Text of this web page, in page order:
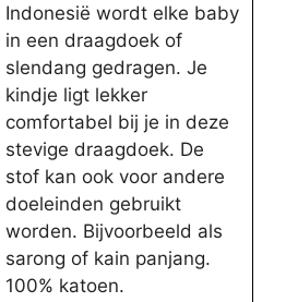
Indonesië wordt elke baby
in een draagdoek of
slendang gedragen. Je
kindje ligt lekker
comfortabel bij je in deze
stevige draagdoek. De
stof kan ook voor andere
doeleinden gebruikt
worden. Bijvoorbeeld als
sarong of kain panjang.
100% katoen.